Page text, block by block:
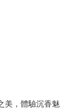
美，體驗沉香魅